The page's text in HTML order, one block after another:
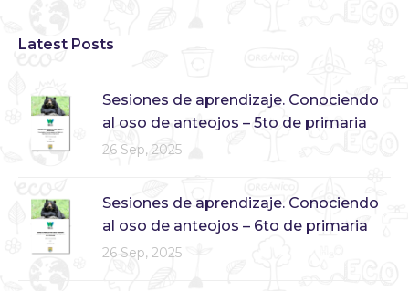
Latest Posts
Sesiones de aprendizaje. Conociendo
al oso de anteojos – 5to de primaria
26 Sep, 2025
Sesiones de aprendizaje. Conociendo
al oso de anteojos – 6to de primaria
26 Sep, 2025